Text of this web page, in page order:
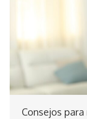
Consejos